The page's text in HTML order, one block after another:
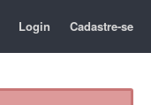
Login Cadastre-se